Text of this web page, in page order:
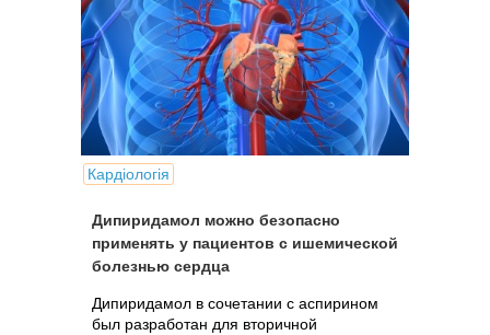
Кардіологія
Дипиридамол можно безопасно
применять у пациентов с ишемической
болезнью сердца
Дипиридамол в сочетании с аспирином
был разработан для вторичной